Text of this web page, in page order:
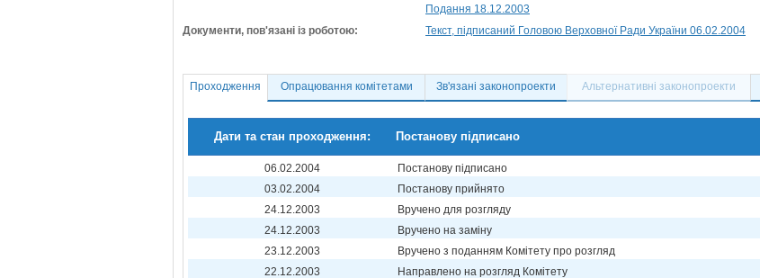
Подання 18.12.2003
Документи, пов'язані із роботою:
Текст, підписаний Головою Верховної Ради України 06.02.2004
Проходження Опрацювання комітетами Зв'язані законопроекти Альтернативні законопроекти
Дати та стан проходження: Постанову підписано
06.02.2004
Постанову підписано
03.02.2004
Постанову прийнято
24.12.2003
Вручено для розгляду
24.12.2003
Вручено на заміну
23.12.2003
Вручено з поданням Комітету про розгляд
22.12.2003
Направлено на розгляд Комітету